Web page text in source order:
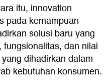
itu, innovation
pada kemampuan
solusi baru yang
fungsionalitas, dan nilai
dihadirkan dalam
kebutuhan konsumen.